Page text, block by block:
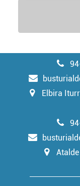
Elbira